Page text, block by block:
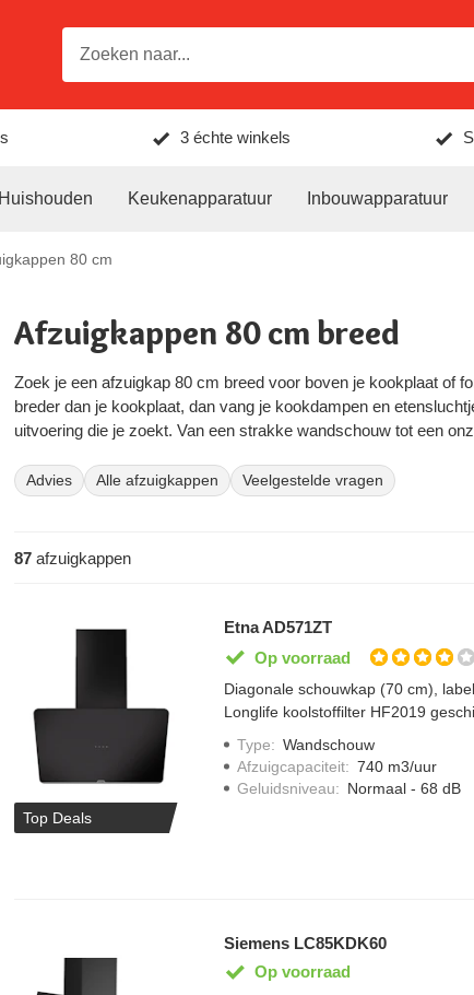
3 échte winkels
Huishouden Keukenapparatuur Inbouwapparatuur
80 cm
Afzuigkappen 80 cm breed
Zoek je een afzuigkap 80 cm breed voor boven je kookplaat of
breder dan je kookplaat, dan vang je kookdampen en
uitvoering die je zoekt. Van een strakke wandschouw tot een
Twijfel je over de juiste maat? Met onze breedte-keuzehulp
keuken past.
Bosch, , Etna, AEG enPelgrim, met prijzen vanaf
Advies Alle afzuigkappen Veelgestelde vragen
87afzuigkappen
Top Deals
Etna AD571ZT
Op voorraad
Diagonale schouwkap (70 cm),
Longlife koolstoffilter HF2019
Type: Wandschouw
Afzuigcapaciteit: 740 m3/uur
Geluidsniveau: Normaal - 68 dB
Siemens LC85KDK60
Op voorraad